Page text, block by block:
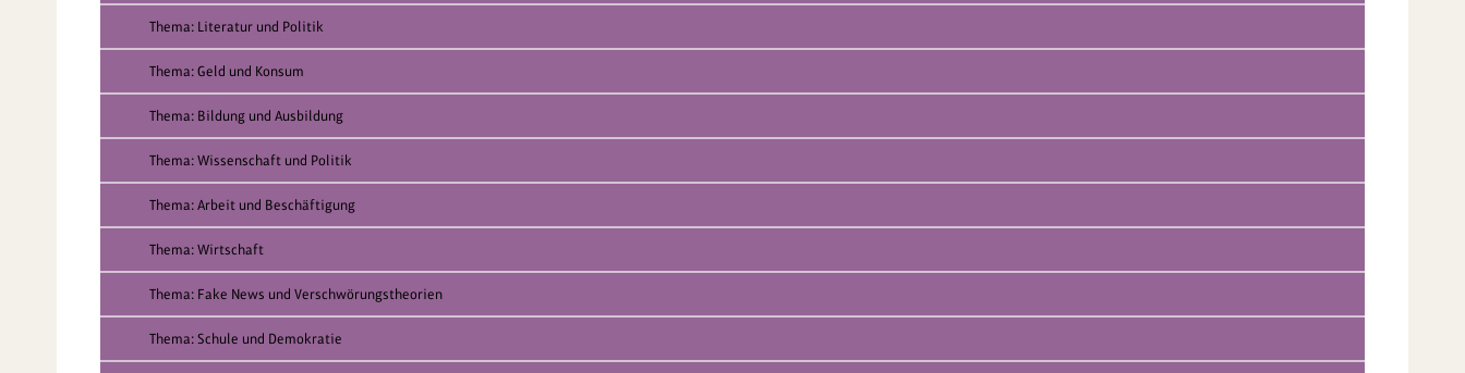
Thema: Literatur und Politik
Thema: Geld und Konsum
Thema: Bildung und Ausbildung
Thema: Wissenschaft und Politik
Thema: Arbeit und Beschäftigung
Thema: Wirtschaft
Thema: Fake News und Verschwörungstheorien
Thema: Schule und Demokratie